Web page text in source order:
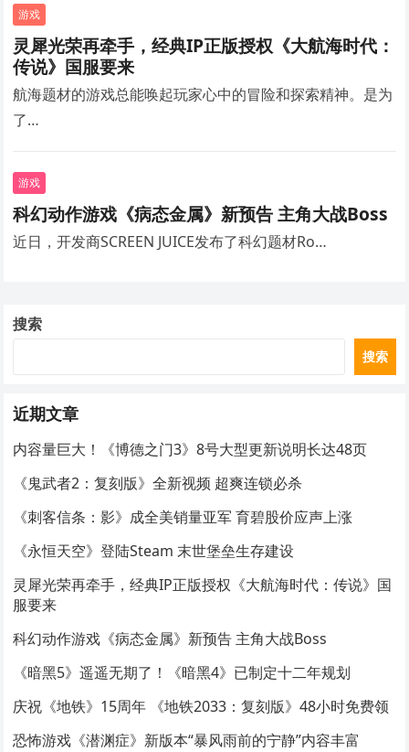
游戏
灵犀光荣再牵手，经典IP正版授权《大航海时代：
传说》国服要来
航海题材的游戏总能唤起玩家心中的冒险和探索精神。是为
了…
游戏
科幻动作游戏《病态金属》新预告 主角大战Boss
近日，开发商SCREEN JUICE发布了科幻题材Ro…
搜索
搜索
近期文章
内容量巨大！《博德之门3》8号大型更新说明长达48页
《鬼武者2：复刻版》全新视频 超爽连锁必杀
《刺客信条：影》成全美销量亚军 育碧股价应声上涨
《永恒天空》登陆Steam 末世堡垒生存建设
灵犀光荣再牵手，经典IP正版授权《大航海时代：传说》国
服要来
科幻动作游戏《病态金属》新预告 主角大战Boss
《暗黑5》遥遥无期了！《暗黑4》已制定十二年规划
庆祝《地铁》15周年 《地铁2033：复刻版》48小时免费领
恐怖游戏《潜渊症》新版本“暴风雨前的宁静”内容丰富